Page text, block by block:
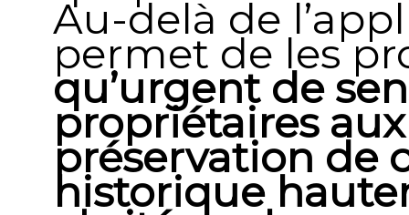
Au-delà de
permet de les
qu’urgent de
propriétaires
préservation de
historique